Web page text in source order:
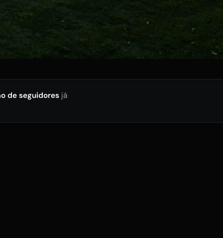
de seguidoresjá